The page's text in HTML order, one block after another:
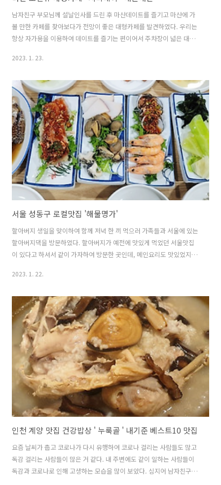
남자친구 부모님께 설날인사를 드린 후 마산데이트를 즐기고 마산에 가
볼 만한 카페를 찾아보다가 전망이 좋은 대형카페를 발견하였다. 우리는
항상 자가용을 이용하여 데이트를 즐기는 편이어서 주차장이 넓은 대형
에 다녀온 마산대형카페는 주차장도 넓고 마산해안도로 쪽에 위치하고
페 추천 시티베이 위치 : 경남 창원시 마산회원구 무역로 111 영업시간 :
매일 9:00 - 23:00 주차 : 주차o 마산 해안도로 쪽에 위치하고 있는데 대
중교통이 다니지 않는 곳이어서 자가용을 이용하여 방문하길 추천드린
다. 해안도로를 달리다 보면 바다 바로앞쪽에 3층으로 되어있는 건물이
보이고 ..
2023. 1. 23.
서울 성동구 로컬맛집 '해물명가'
할아버지 생일을 맞이하여 함께 저녁 한 끼 먹으러 가족들과 서울에 있는
할아버지댁을 방문하였다. 할아버지가 예전에 맛있게 먹었던 서울맛집
이 있다고 하셔서 같이 가자하여 방문한 곳인데, 메인요리도 맛있었지만,
컬 맛집 해물명가 (신금호점) 위치 : 서울특별시 성동구 금호로 11길 4 영
~ 16:30 ) 주차 : 가게 앞 2대 정도 주차가능 or 근방 갓길 해물명가앞쪽에
2,3대정도 주차할 수 있는 공간이 있긴 하지만, 이미 만석이여서 주차자
리를 한참 찾아다녔다. 위치한 골목이 조금 좁은 편이라 주차자리 찾기
힘들어서 웬만하면 자가용이 아닌..
2023. 1. 22.
인천 계양 맛집 건강밥상 ' 누룩골 ' 내기준 베스트10 맛집
요즘 날씨가 춥고 코로나가 다시 유행하여 코로나 걸리는 사람들도 많고
독감 걸리는 사람들이 많은 거 같다. 내 주변에도 같이 일하는 사람들이
독감과 코로나로 인해 고생하는 모습을 많이 보았다. 심지어 남자친구까